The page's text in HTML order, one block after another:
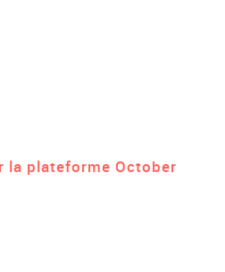
la plateforme October